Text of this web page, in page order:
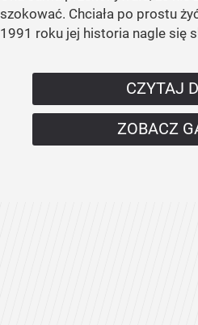
szokować. Chciała po prostu
1991 roku jej historia nagle się
CZYTAJ
ZOBACZ